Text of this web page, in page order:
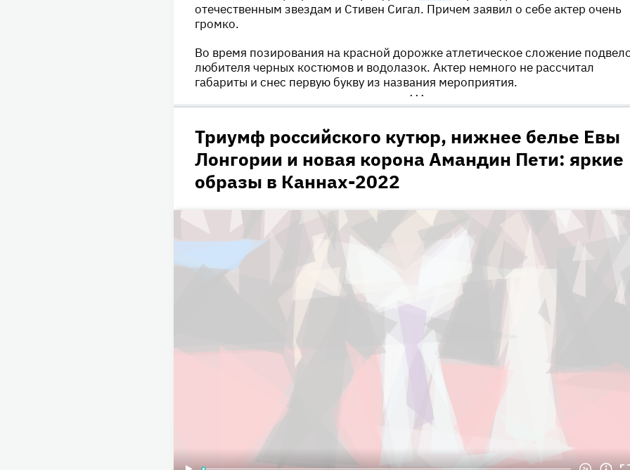
отечественным звездам и Стивен Сигал. Причем заявил о себе актер очень
громко.
Во время позирования на красной дорожке атлетическое сложение
любителя черных костюмов и водолазок. Актер немного не рассчитал
габариты и снес первую букву из названия мероприятия.
•••
Триумф российского кутюр, нижнее белье Евы
Лонгории и новая корона Амандин Пети: яркие
образы в Каннах-2022